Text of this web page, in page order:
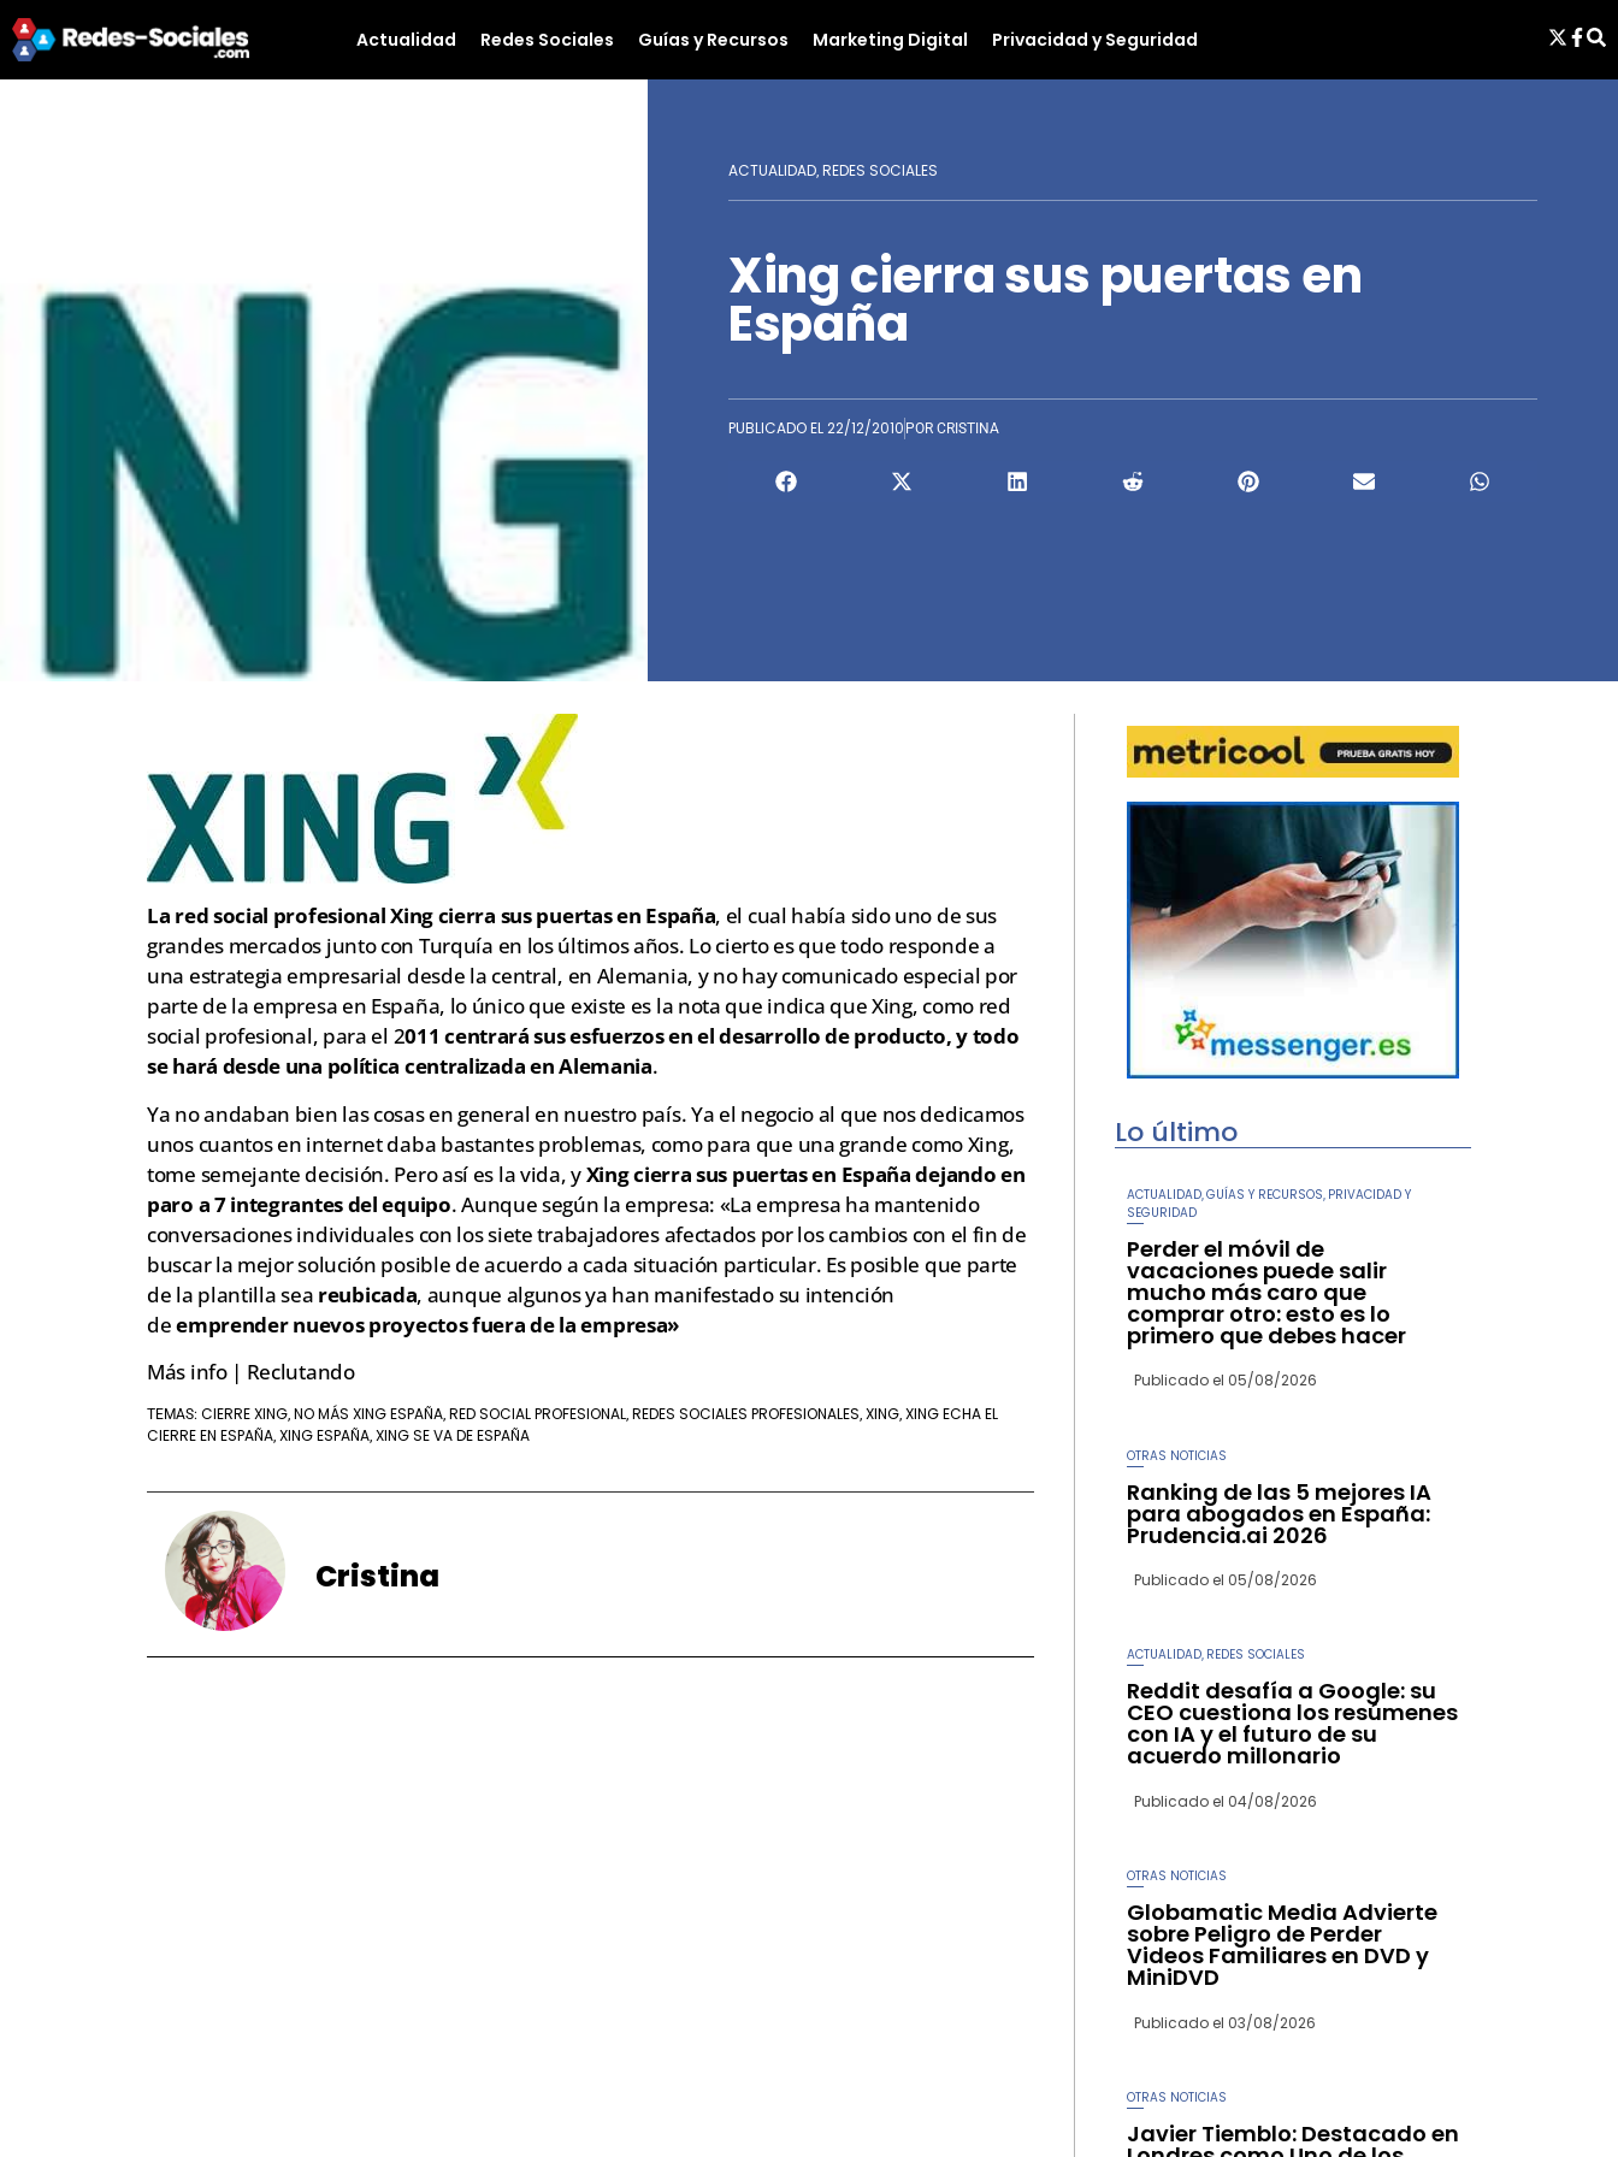
Actualidad Redes Sociales Guías y Recursos Marketing Digital Privacidad y Seguridad
ACTUALIDAD, REDES SOCIALES
Xing cierra sus puertas en
España
PUBLICADO EL22/12/2010 POR CRISTINA
La red social profesional Xing cierra sus puertas en España, el cual había sido uno de sus
grandes mercados junto con Turquía en los últimos años. Lo cierto es que todo responde a
una estrategia empresarial desde la central, en Alemania, y no hay comunicado especial por
parte de la empresa en España, lo único que existe es la nota que indica que Xing, como red
social profesional, para el 2011 centrará sus esfuerzos en el desarrollo de producto, y todo
se hará desde una política centralizada en Alemania.
Ya no andaban bien las cosas en general en nuestro país. Ya el negocio al que nos dedicamos
unos cuantos en internet daba bastantes problemas, como para que una grande como Xing,
tome semejante decisión. Pero así es la vida, yXing cierra sus puertas en España dejando en
paro a 7 integrantes del equipo. Aunque según la empresa: «La empresa ha mantenido
conversaciones individuales con los siete trabajadores afectados por los cambios con el fin de
buscar la mejor solución posible de acuerdo a cada situación particular. Es posible que parte
de la plantilla sea reubicada, aunque algunos ya han manifestado su intención
deemprender nuevos proyectos fuera de la empresa»
Más info | Reclutando
TEMAS: CIERRE XING, NO MÁS XING ESPAÑA, RED SOCIAL PROFESIONAL, REDES SOCIALES PROFESIONALES, XING, XING ECHA EL
CIERRE EN ESPAÑA, XING ESPAÑA, XING SE VA DE ESPAÑA
Cristina
Lo último
ACTUALIDAD GUÍAS Y RECURSOS PRIVACIDAD Y
SEGURIDAD
Perder el móvil de
vacaciones puede salir
mucho más caro que
comprar otro: esto es lo
primero que debes hacer
Publicado el 05/08/2026
OTRAS NOTICIAS
Ranking de las 5 mejores IA
para abogados en España:
Prudencia.ai 2026
Publicado el 05/08/2026
ACTUALIDAD, REDES SOCIALES
Reddit desafía a Google: su
CEO cuestiona los resúmenes
con IA y el futuro de su
acuerdo millonario
Publicado el 04/08/2026
OTRAS NOTICIAS
Globamatic Media Advierte
sobre Peligro de Perder
Videos Familiares en DVD y
MiniDVD
Publicado el 03/08/2026
OTRAS NOTICIAS
Javier Tiemblo: Destacado en